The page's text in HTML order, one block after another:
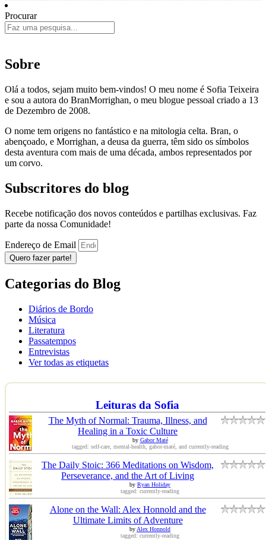
Procurar
Sobre
Olá a todos, sejam muito bem-vindos! O meu nome é Sofia Teixeira
e sou a autora do BranMorrighan, o meu blogue pessoal criado a 13
de Dezembro de 2008.
O nome tem origens no fantástico e na mitologia celta. Bran, o
abençoado, e Morrighan, a deusa da guerra, têm sido os símbolos
desta aventura com mais de uma década, ambos representados por
um corvo.
Subscritores do blog
Recebe notificação dos novos conteúdos e partilhas exclusivas. Faz
parte da nossa Comunidade!
Endereço de Email
Quero fazer parte!
Categorias do Blog
Diários de Bordo
Música
Literatura
Passatempos
Entrevistas
Ver todas as etiquetas
Leituras da Sofia
The Myth of Normal: Trauma, Illness, and
Healing in a Toxic Culture
by Gabor Maté
tagged: self-care, mental-health, gabor-maté, and currently-reading
The Daily Stoic: 366 Meditations on Wisdom,
Perseverance, and the Art of Living
by Ryan Holiday
tagged: currently-reading
Alone on the Wall: Alex Honnold and the
Ultimate Limits of Adventure
byAlex Honnold
tagged: currently-reading